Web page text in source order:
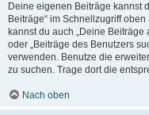
Deine eigenen Beiträge kannst
Beiträge“ im Schnellzugriff
kannst du auch „Deine
oder „Beiträge des Benutzers
verwenden. Benutze die
zu suchen. Trage dort die
Nach oben